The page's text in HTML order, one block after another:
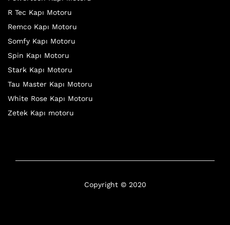
R Tec Kapı Motoru
Remco Kapı Motoru
Somfy Kapı Motoru
Spin Kapı Motoru
Stark Kapı Motoru
Tau Master Kapı Motoru
White Rose Kapı Motoru
Zetek Kapı motoru
Copyright © 2020